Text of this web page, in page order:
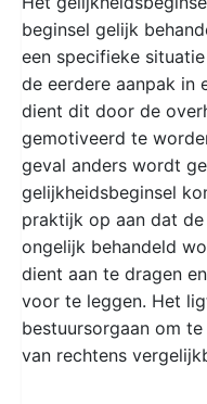
beginsel gelijk
een specifieke
de eerdere aanpak in
dient dit door de
gemotiveerd te
geval anders wordt
gelijkheidsbeginsel
praktijk op aan dat
ongelijk behandeld
dient aan te dragen
voor te leggen. Het
bestuursorgaan om
van rechtens